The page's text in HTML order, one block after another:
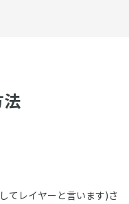
てレイヤーと言います)さ